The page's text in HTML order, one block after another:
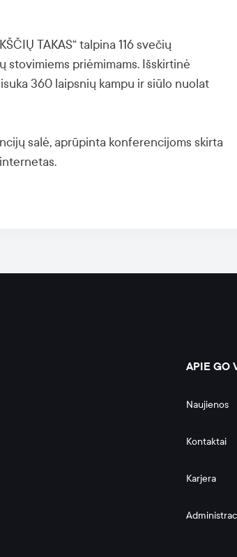
TAKAS“ talpina 116 svečių
stovimiems priėmimams. Išskirtinė
360 laipsnių kampu ir siūlo nuolat
salė, aprūpinta konferencijoms skirta
APIE GO
Naujienos
Kontaktai
Karjera